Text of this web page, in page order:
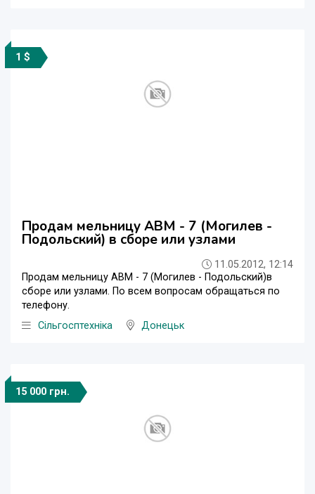
1 $
Продам мельницу АВМ - 7 (Могилев -
Подольский) в сборе или узлами
11.05.2012, 12:14
Продам мельницу АВМ - 7 (Могилев - Подольский)в
сборе или узлами. По всем вопросам обращаться по
телефону.
Сільгосптехніка
Донецьк
15 000 грн.